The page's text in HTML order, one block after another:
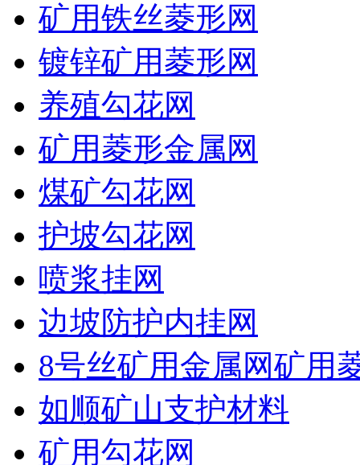
矿用铁丝菱形网
镀锌矿用菱形网
养殖勾花网
矿用菱形金属网
煤矿勾花网
护坡勾花网
喷浆挂网
边坡防护内挂网
8号丝矿用金属网矿用
如顺矿山支护材料
矿用勾花网